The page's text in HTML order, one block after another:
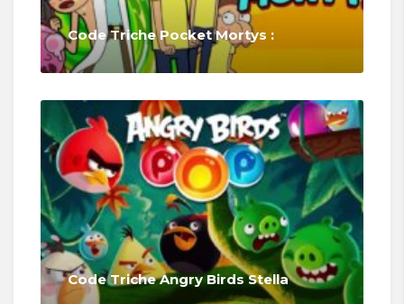
Code Triche Pocket Mortys :
Code Triche Angry Birds Stella